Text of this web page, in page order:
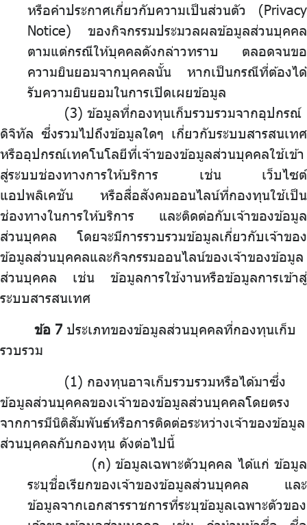
หรือคำประกาศเกี่ยวกับความเป็นส่วนตัว (Privacy
Notice) ของกิจกรรมประมวลผลข้อมูลส่วนบุคคล
ตามแต่กรณีให้บุคคลดังกล่าวทราบ ตลอดจนขอ
ความยินยอมจากบุคคลนั้น หากเป็นกรณีที่ต้องได้
รับความยินยอมในการเปิดเผยข้อมูล
.ข้อมูลที่กองทุนเก็บรวบรวมจากอุปกรณ์
ดิจิทัล ซึ่งรวมไปถึงข้อมูลใดๆ เกี่ยวกับระบบสารสนเทศ
หรืออุปกรณ์เทคโนโลยีที่เจ้าของข้อมูลส่วนบุคคลใช้เข้า
สู่ระบบช่องทางการให้บริการ เช่น เว็บไซต์
แอปพลิเคชัน หรือสื่อสังคมออนไลน์ที่กองทุนใช้เป็น
ช่องทางในการให้บริการ และติดต่อกับเจ้าของข้อมูล
ส่วนบุคคล โดยจะมีการรวบรวมข้อมูลเกี่ยวกับเจ้าของ
ข้อมูลส่วนบุคคลและกิจกรรมออนไลน์ของเจ้าของข้อมูล
ส่วนบุคคล เช่น ข้อมูลการใช้งานหรือข้อมูลการเข้าสู่
ระบบสารสนเทศ
ข้อ 7 ประเภทของข้อมูลส่วนบุคคลที่กองทุนเก็บ
รวบรวม
กองทุนอาจเก็บรวบรวมหรือได้มาซึ่ง
ข้อมูลส่วนบุคคลของเจ้าของข้อมูลส่วนบุคคลโดยตรง
จากการมีนิติสัมพันธ์หรือการติดต่อระหว่างเจ้าของข้อมูล
ส่วนบุคคลกับกองทุน ดังต่อไปนี้
(ก) .ข้อมูลเฉพาะตัวบุคคล ได้แก่ ข้อมูล
ระบุชื่อเรียกของเจ้าของข้อมูลส่วนบุคคล และ
ข้อมูลจากเอกสารราชการที่ระบุข้อมูลเฉพาะตัวของ